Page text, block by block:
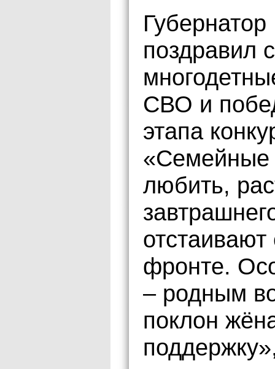
поздравил
СВО и
этапа
«Семейные
любить,
фронте.
– родным
поклон